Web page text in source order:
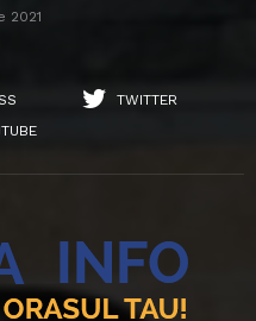
2021
TWITTER